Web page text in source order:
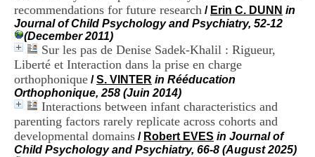
recommendations for future research / Erin C. DUNN in
Journal of Child Psychology and Psychiatry, 52-12
(December 2011)
Sur les pas de Denise Sadek-Khalil : Rigueur,
Liberté et Interaction dans la prise en charge
orthophonique /S. VINTER in Rééducation
Orthophonique, 258 (Juin 2014)
Interactions between infant characteristics and
parenting factors rarely replicate across cohorts and
developmental domains / Robert EVES in Journal of
Child Psychology and Psychiatry, 66-8 (August 2025)
C
e
n
t
r
e
H
o
s
p
i
t